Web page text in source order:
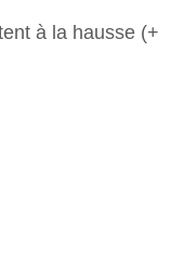
à la hausse (+